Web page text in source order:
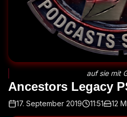
auf sie mit
Ancestors Legacy
17. September 2019 11:51 12